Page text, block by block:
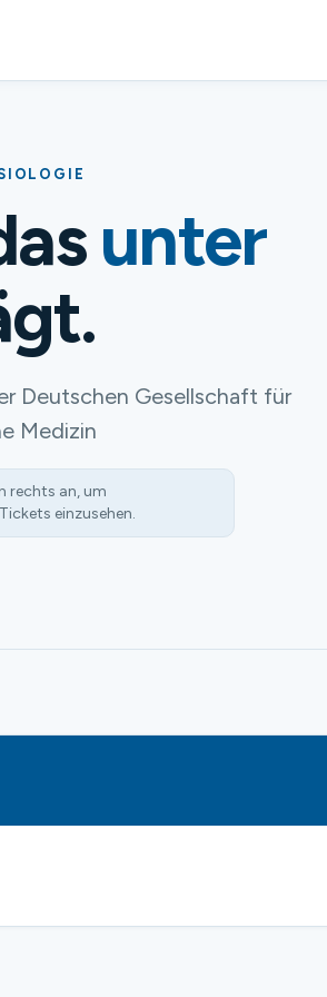
unter
Deutschen Gesellschaft für
Medizin
rechts an, um
einzusehen.